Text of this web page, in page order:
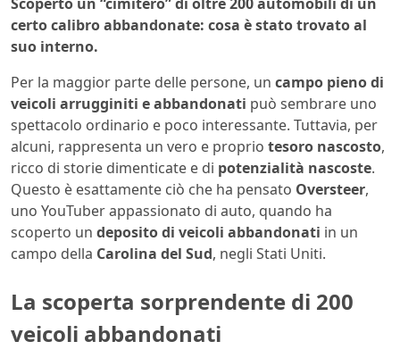
certo calibro abbandonate: cosa è stato trovato al
suo interno.
Per la maggior parte delle persone, un campo pieno di
veicoli arrugginiti e abbandonati può sembrare uno
spettacolo ordinario e poco interessante. Tuttavia, per
alcuni, rappresenta un vero e proprio tesoro nascosto,
ricco di storie dimenticate e di potenzialità nascoste.
Questo è esattamente ciò che ha pensato Oversteer,
uno YouTuber appassionato di auto, quando ha
scoperto un deposito di veicoli abbandonati in un
campo della Carolina del Sud, negli Stati Uniti.
La scoperta sorprendente di 200
veicoli abbandonati